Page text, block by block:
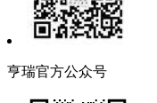
亨瑞官方公众号